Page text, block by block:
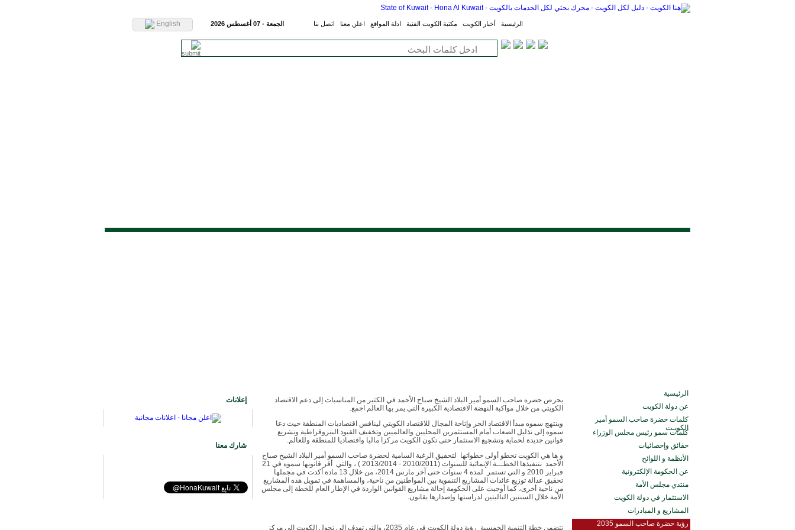
الرئيسية أخبار الكويت مكتبة الكويت الفنية ادلة المواقع اعلن معنا اتصل بنا الجمعة - 07 أغسطس 2026 English
الرئيسية
عن دولة الكويت
كلمات حضرة صاحب السمو أمير
الكويـت
كلمات سمو رئيس مجلس الوزراء
حقائق وإحصائيات
الأنظمة و اللوائح
عن الحكومة الإلكترونية
منتدي مجلس الأمة
الاستثمار في دولة الكويت
المشاريع و المبادرات
رؤية حضرة صاحب السمو 2035
يحرص حضرة صاحب السمو أمير البلاد الشيخ صباح الأحمد في الكثير من المناسبات إلى دعم الاقتصاد
الكويتي من خلال مواكبة النهضة الاقتصادية الكبيرة التي يمر بها العالم اجمع.
وينتهج سموه مبدأ الاقتصاد الحر وإتاحة المجال للاقتصاد الكويتي لينافس اقتصاديات المنطقة حيث دعا
سموه إلى تذليل الصعاب أمام المستثمرين المحليين والعالميين وتخفيف القيود البيروقراطية وتشريع
قوانين جديدة لحماية وتشجيع الاستثمار حتى تكون الكويت مركزا ماليا واقتصاديا للمنطقة وللعالم.
و ها هي الكويت تخطو أولى خطواتها لتحقيق الرغبة السامية لحضرة صاحب السمو أمير البلاد الشيخ صباح
الأحمد بتنفيذها الخطـــة الإنمائية للسنوات (2010/2011 - 2013/2014 ) ، والتي أقر قانونها سموه في 21
فبراير 2010 و التي تستمر لمدة 4 سنوات حتى آخر مارس 2014، من خلال 13 مادة أكدت في مجملها
تحقيق عدالة توزيع عائدات المشاريع التنموية بين المواطنين من ناحية، والمساهمة في تمويل هذه المشاريع
من ناحية أخرى، كما أوجبت على الحكومة إحالة مشاريع القوانين الواردة في الإطار العام للخطة إلى مجلس
الأمة خلال السنتين التاليتين لدراستها وإصدارها بقانون.
تتضمن خطة التنمية الخمسية رؤية دولة الكويت في عام 2035، والتي تهدف إلى تحول الكويت إلى مركز
إعلانات
شارك معنا